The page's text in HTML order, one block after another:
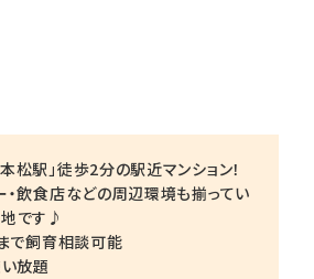
松駅」徒歩2分の駅近マンション！
・飲食店などの周辺環境も揃ってい
です♪
で飼育相談可能
い放題